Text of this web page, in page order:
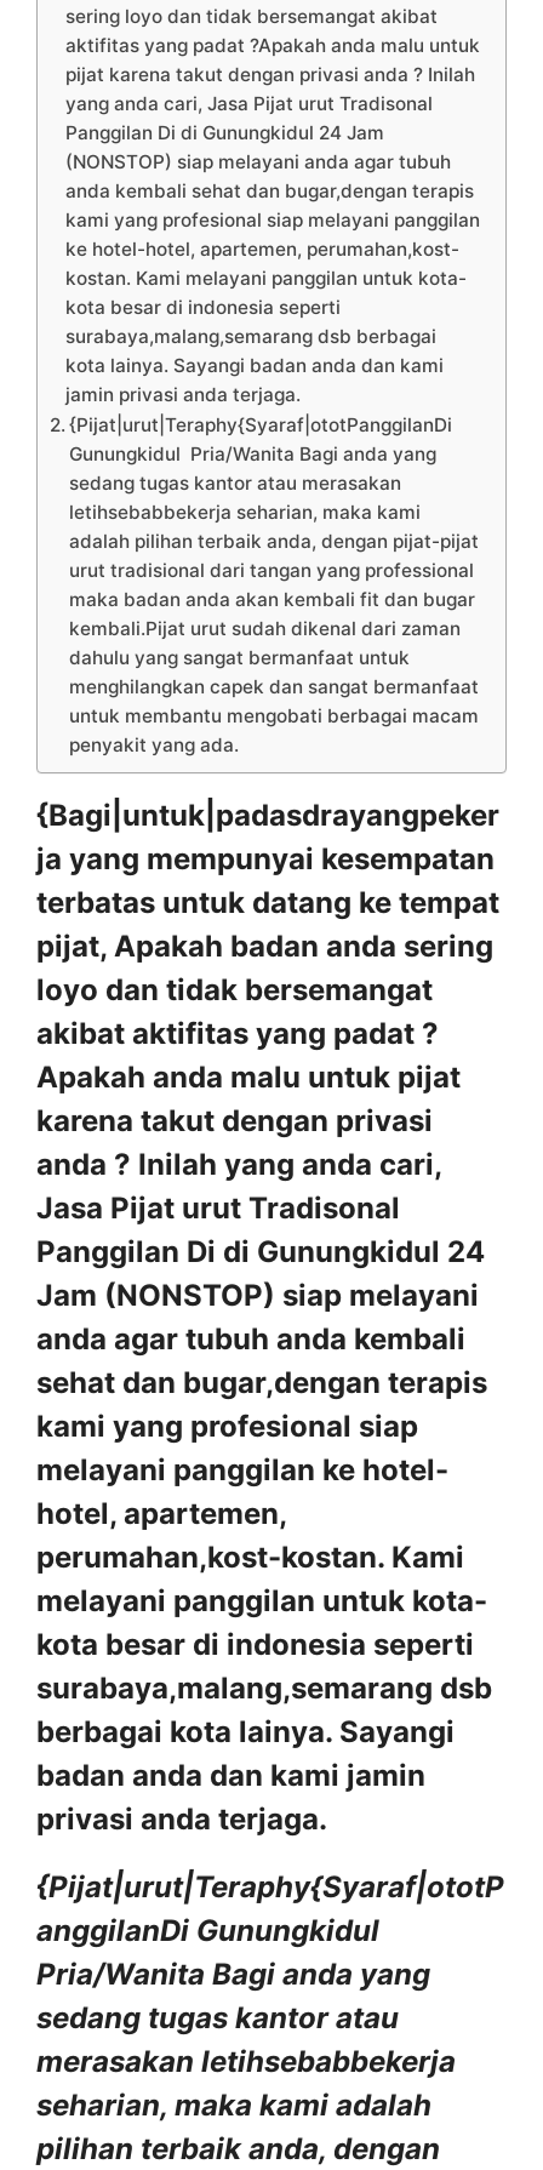
sering loyo dan tidak bersemangat akibat
aktifitas yang padat ?Apakah anda malu untuk
pijat karena takut dengan privasi anda ? Inilah
yang anda cari, Jasa Pijat urut Tradisonal
Panggilan Di di Gunungkidul 24 Jam
(NONSTOP) siap melayani anda agar tubuh
anda kembali sehat dan bugar,dengan terapis
kami yang profesional siap melayani panggilan
ke hotel-hotel, apartemen, perumahan,kost-
kostan. Kami melayani panggilan untuk kota-
kota besar di indonesia seperti
surabaya,malang,semarang dsb berbagai
kota lainya. Sayangi badan anda dan kami
jamin privasi anda terjaga.
{Pijat|urut|Teraphy{Syaraf|ototPanggilanDi
Gunungkidul Pria/Wanita Bagi anda yang
sedang tugas kantor atau merasakan
letihsebabbekerja seharian, maka kami
adalah pilihan terbaik anda, dengan pijat-pijat
urut tradisional dari tangan yang professional
maka badan anda akan kembali fit dan bugar
kembali.Pijat urut sudah dikenal dari zaman
dahulu yang sangat bermanfaat untuk
menghilangkan capek dan sangat bermanfaat
untuk membantu mengobati berbagai macam
penyakit yang ada.
{Bagi|untuk|padasdrayangpeker
ja yang mempunyai kesempatan
terbatas untuk datang ke tempat
pijat, Apakah badan anda sering
loyo dan tidak bersemangat
akibat aktifitas yang padat ?
Apakah anda malu untuk pijat
karena takut dengan privasi
anda ? Inilah yang anda cari,
Jasa Pijat urut Tradisonal
Panggilan Di di Gunungkidul 24
Jam (NONSTOP) siap melayani
anda agar tubuh anda kembali
sehat dan bugar,dengan terapis
kami yang profesional siap
melayani panggilan ke hotel-
hotel, apartemen,
perumahan,kost-kostan. Kami
melayani panggilan untuk kota-
kota besar di indonesia seperti
surabaya,malang,semarang dsb
berbagai kota lainya. Sayangi
badan anda dan kami jamin
privasi anda terjaga.
{Pijat|urut|Teraphy{Syaraf|ototP
anggilanDi Gunungkidul
Pria/Wanita Bagi anda yang
sedang tugas kantor atau
merasakan letihsebabbekerja
seharian, maka kami adalah
pilihan terbaik anda, dengan